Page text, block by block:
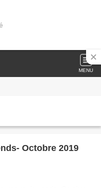
MENU
Octobre 2019